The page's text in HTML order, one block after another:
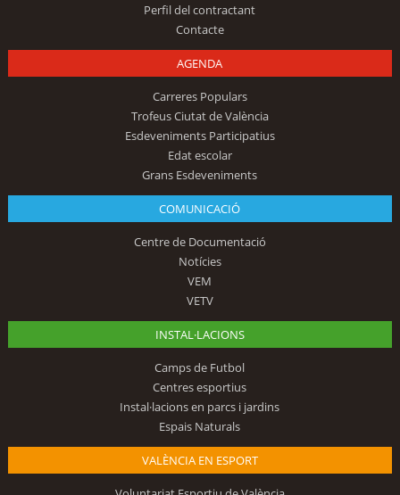
Perfil del contractant
Contacte
AGENDA
Carreres Populars
Trofeus Ciutat de València
Esdeveniments Participatius
Edat escolar
Grans Esdeveniments
COMUNICACIÓ
Centre de Documentació
Notícies
VEM
VETV
INSTAL·LACIONS
Camps de Futbol
Centres esportius
Instal·lacions en parcs i jardins
Espais Naturals
VALÈNCIA EN ESPORT